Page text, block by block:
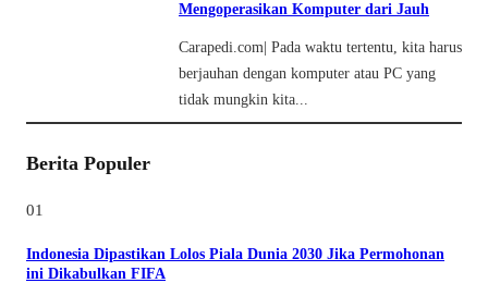
Mengoperasikan Komputer dari Jauh
Carapedi.com| Pada waktu tertentu, kita harus
berjauhan dengan komputer atau PC yang
tidak mungkin kita...
Berita Populer
01
Indonesia Dipastikan Lolos Piala Dunia 2030 Jika Permohonan
ini Dikabulkan FIFA